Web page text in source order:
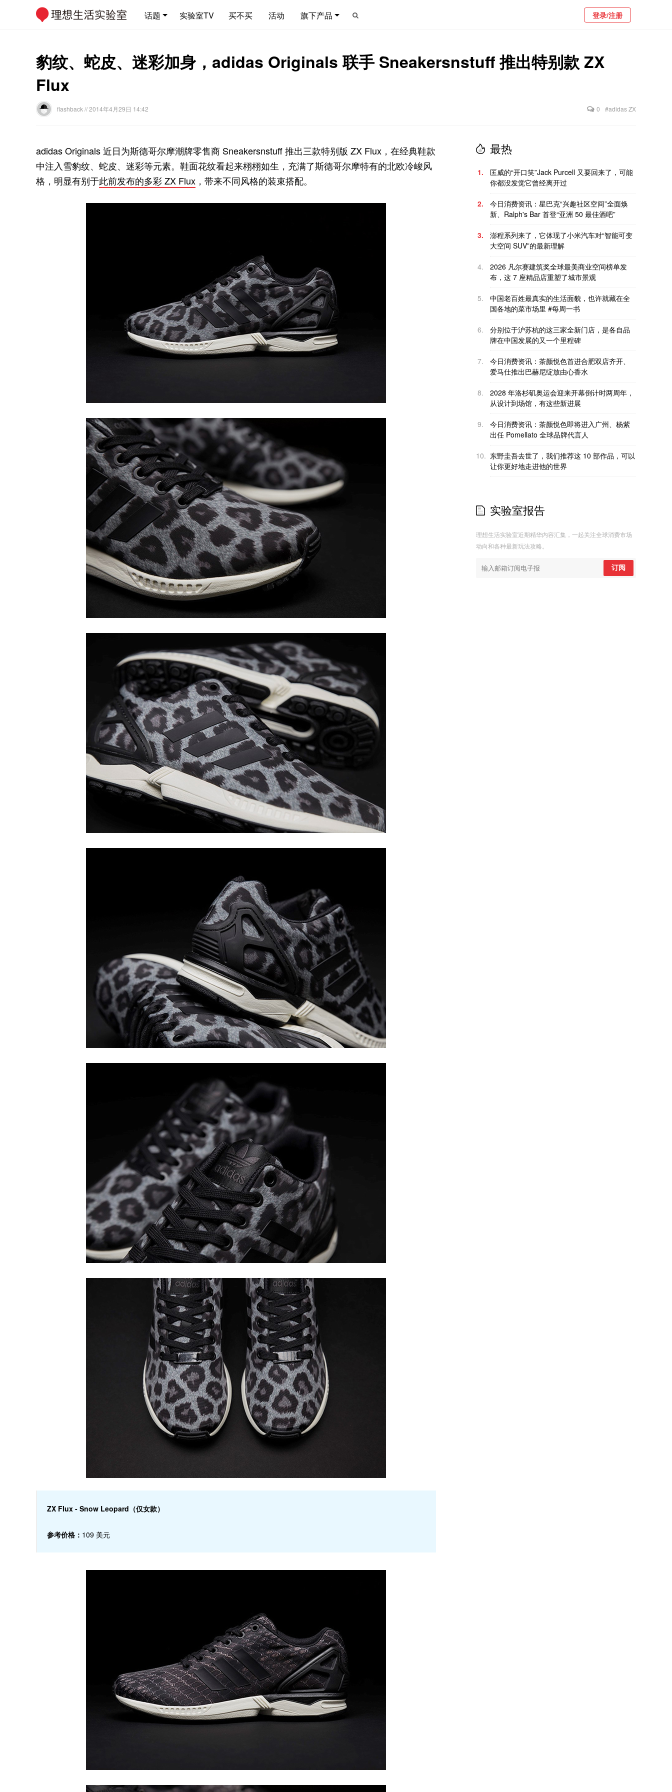
话题 实验室TV 买不买 活动 旗下产品 登录/注册
豹纹、蛇皮、迷彩加身，adidas Originals 联手 Sneakersnstuff 推出特别款 ZX
Flux
flashback // 2014年4月29日 14:42 0 #adidas ZX
adidas Originals 近日为斯德哥尔摩潮牌零售商 Sneakersnstuff 推出三款特别版 ZX Flux，在经典鞋款
中注入雪豹纹、蛇皮、迷彩等元素。鞋面花纹看起来栩栩如生，充满了斯德哥尔摩特有的北欧冷峻风
格，明显有别于此前发布的多彩 ZX Flux ，带来不同风格的装束搭配。
ZX Flux - Snow Leopard（仅女款）
参考价格： 109 美元
最热
1.
匡威的“开口笑”Jack Purcell 又要回来了，可能
你都没发觉它曾经离开过
2.
今日消费资讯：星巴克“兴趣社区空间”全面焕
新、Ralph's Bar 首登“亚洲 50 最佳酒吧”
3.
澎程系列来了，它体现了小米汽车对“智能可变
大空间 SUV”的最新理解
4.
2026 凡尔赛建筑奖全球最美商业空间榜单发
布，这 7 座精品店重塑了城市景观
5.
中国老百姓最真实的生活面貌，也许就藏在全
国各地的菜市场里 #每周一书
6.
分别位于沪苏杭的这三家全新门店，是各自品
牌在中国发展的又一个里程碑
7.
今日消费资讯：茶颜悦色首进合肥双店齐开、
爱马仕推出巴赫尼绽放由心香水
8.
2028 年洛杉矶奥运会迎来开幕倒计时两周年，
从设计到场馆，有这些新进展
9.
今日消费资讯：茶颜悦色即将进入广州、杨紫
出任 Pomellato 全球品牌代言人
10. 东野圭吾去世了，我们推荐这 10 部作品，可以
让你更好地走进他的世界
实验室报告
理想生活实验室近期精华内容汇集，一起关注全球消费市场
动向和各种最新玩法攻略。